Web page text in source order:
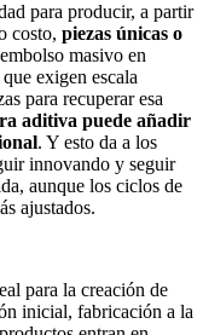
para producir, a partir
costo, piezas únicas o
masivo en
exigen escala
para recuperar esa
aditiva puede añadir
. Y esto da a los
innovando y seguir
aunque los ciclos de
ajustados.
para la creación de
inicial, fabricación a la